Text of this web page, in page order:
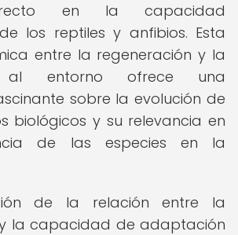
en la capacidad
los reptiles y anfibios. Esta
entre la regeneración y la
al entorno ofrece una
sobre la evolución de
biológicos y su relevancia en
de las especies en la
de la relación entre la
la capacidad de adaptación